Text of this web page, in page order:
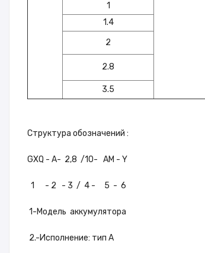
1
1.4
2
2.8
3.5
Структура обозначений :
GXQ - А- 2,8 /10- АМ - Y
1 - 2 - 3 / 4 - 5 - 6
1-Модель аккумулятора
2.-Исполнение: тип А